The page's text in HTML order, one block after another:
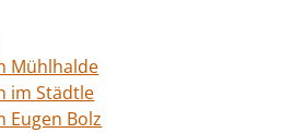
Mühlhalde
im Städtle
Eugen Bolz